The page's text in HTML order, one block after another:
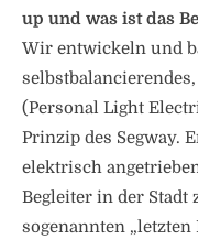
up und was ist das
Wir entwickeln und
(Personal Light
Prinzip des Segway.
elektrisch
Begleiter in der
sogenannten